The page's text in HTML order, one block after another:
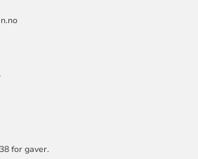
for gaver.